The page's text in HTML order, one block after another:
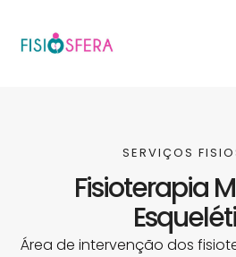
Avançar
SERVIÇOS
Fisioterapia
Área de intervenção dos